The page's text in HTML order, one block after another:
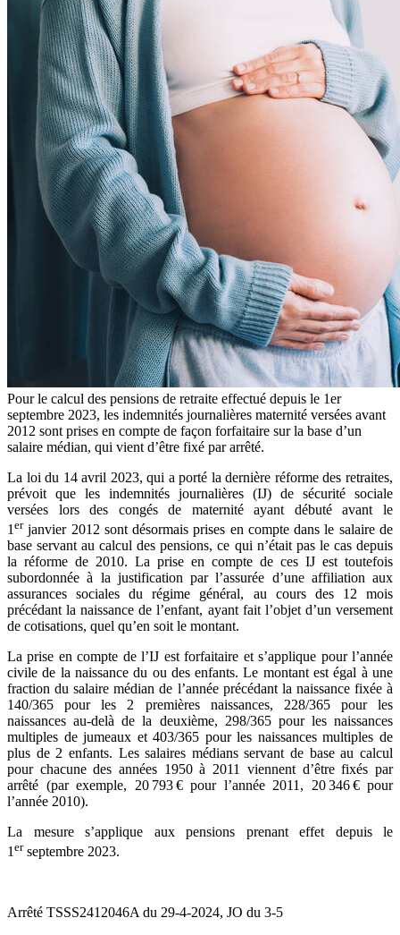
Pour le calcul des pensions de retraite effectué depuis le 1er
septembre 2023, les indemnités journalières maternité versées avant
2012 sont prises en compte de façon forfaitaire sur la base d’un
salaire médian, qui vient d’être fixé par arrêté.
La loi du 14 avril 2023, qui a porté la dernière réforme des retraites,
prévoit que les indemnités journalières (IJ) de sécurité sociale
versées lors des congés de maternité ayant débuté avant le
1 erjanvier 2012 sont désormais prises en compte dans le salaire de
base servant au calcul des pensions, ce qui n’était pas le cas depuis
la réforme de 2010. La prise en compte de ces IJ est toutefois
subordonnée à la justification par l’assurée d’une affiliation aux
assurances sociales du régime général, au cours des 12 mois
précédant la naissance de l’enfant, ayant fait l’objet d’un versement
de cotisations, quel qu’en soit le montant.
La prise en compte de l’IJ est forfaitaire et s’applique pour l’année
civile de la naissance du ou des enfants. Le montant est égal à une
fraction du salaire médian de l’année précédant la naissance fixée à
140/365 pour les 2 premières naissances, 228/365 pour les
naissances au-delà de la deuxième, 298/365 pour les naissances
multiples de jumeaux et 403/365 pour les naissances multiples de
plus de 2 enfants. Les salaires médians servant de base au calcul
pour chacune des années 1950 à 2011 viennent d’être fixés par
arrêté (par exemple, 20 793 € pour l’année 2011, 20 346 € pour
l’année 2010).
La mesure s’applique aux pensions prenant effet depuis le
1 erseptembre 2023.
Arrêté TSSS2412046A du 29-4-2024, JO du 3-5